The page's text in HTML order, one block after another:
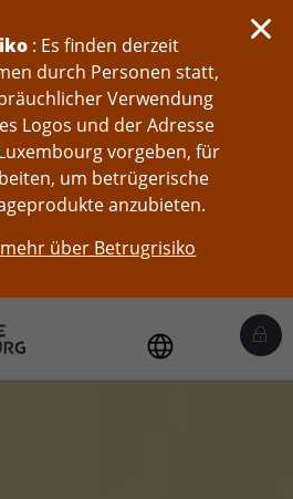
: Es finden derzeit
durch Personen statt,
Verwendung
Logos und der Adresse
vorgeben, für
um betrügerische
anzubieten.
über Betrugrisiko